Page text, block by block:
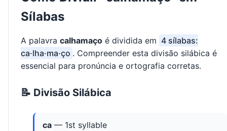
Sílabas
A palavra calhamaço é dividida em 4 sílabas:
ca·lha·ma·ço . Compreender esta divisão silábica é
essencial para pronúncia e ortografia corretas.
📝 Divisão Silábica
ca — 1st syllable